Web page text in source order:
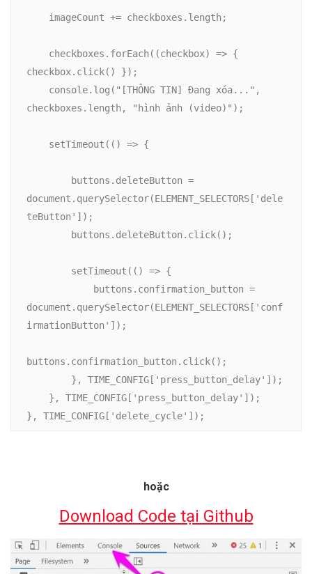
checkbox.click() });
checkboxes.length, "hình ảnh (video)");
document.querySelector(ELEMENT_SELECTORS['dele
teButton']);
document.querySelector(ELEMENT_SELECTORS['conf
irmationButton']);
buttons.confirmation_button.click();
}, TIME_CONFIG['delete_cycle']);
hoặc
Download Code tại Github